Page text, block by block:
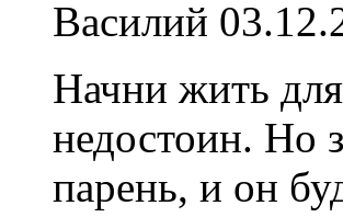
Василий
Начни жить
недостоин. Но
парень, и он